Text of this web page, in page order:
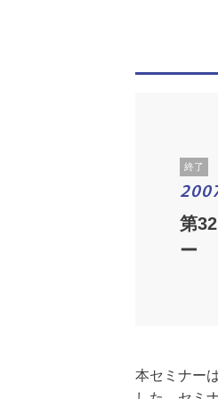
終了
第
ー
本セミナー